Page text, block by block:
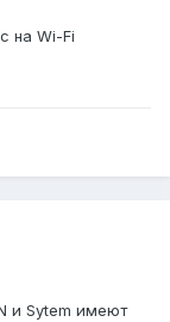
на Wi-Fi
и Sytem имеют